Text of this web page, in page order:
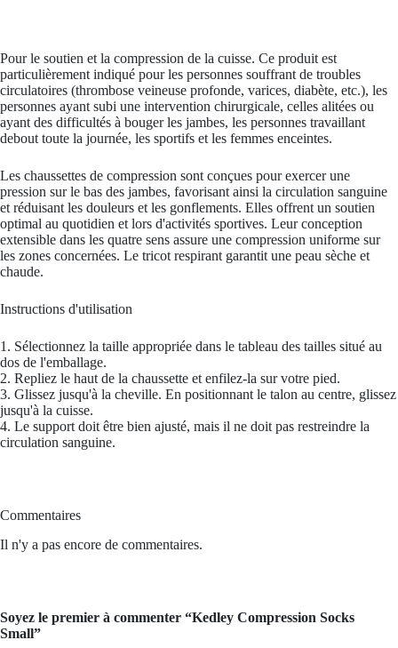
Pour le soutien et la compression de la cuisse. Ce produit est
particulièrement indiqué pour les personnes souffrant de troubles
circulatoires (thrombose veineuse profonde, varices, diabète, etc.), les
personnes ayant subi une intervention chirurgicale, celles alitées ou
ayant des difficultés à bouger les jambes, les personnes travaillant
debout toute la journée, les sportifs et les femmes enceintes.
Les chaussettes de compression sont conçues pour exercer une
pression sur le bas des jambes, favorisant ainsi la circulation sanguine
et réduisant les douleurs et les gonflements. Elles offrent un soutien
optimal au quotidien et lors d'activités sportives. Leur conception
extensible dans les quatre sens assure une compression uniforme sur
les zones concernées. Le tricot respirant garantit une peau sèche et
chaude.
Instructions d'utilisation
1. Sélectionnez la taille appropriée dans le tableau des tailles situé au
dos de l'emballage.
2. Repliez le haut de la chaussette et enfilez-la sur votre pied.
3. Glissez jusqu'à la cheville. En positionnant le talon au centre, glissez
jusqu'à la cuisse.
4. Le support doit être bien ajusté, mais il ne doit pas restreindre la
circulation sanguine.
Commentaires
Il n'y a pas encore de commentaires.
Soyez le premier à commenter “Kedley Compression Socks
Small”